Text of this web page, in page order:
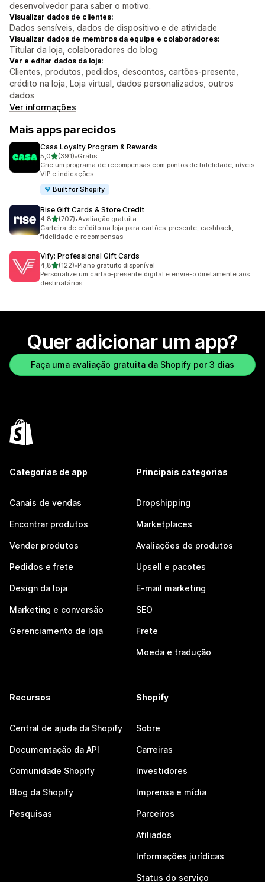
desenvolvedor para saber o motivo.
Visualizar dados de clientes:
Dados sensíveis, dados de dispositivo e de atividade
Visualizar dados de membros da equipe e colaboradores:
Titular da loja, colaboradores do blog
Ver e editar dados da loja:
Clientes, produtos, pedidos, descontos, cartões-presente,
crédito na loja, Loja virtual, dados personalizados, outros
dados
Ver informações
Mais apps parecidos
Casa Loyalty Program & Rewards
5,0de 5 estrelas
(391)
391 avaliações ao todo
•Grátis
Crie um programa de recompensas com pontos de fidelidade, níveis
VIP e indicações
Built for Shopify
Rise Gift Cards & Store Credit
4,8de 5 estrelas
(707)
707 avaliações ao todo
•Avaliação gratuita
Carteira de crédito na loja para cartões-presente, cashback,
fidelidade e recompensas
Vify: Professional Gift Cards
4,8de 5 estrelas
(122)
122 avaliações ao todo
•Plano gratuito disponível
Personalize um cartão-presente digital e envie-o diretamente aos
destinatários
Quer adicionar um app?
Faça uma avaliação gratuita da Shopify por 3 dias
Categorias de app
Canais de vendas
Encontrar produtos
Vender produtos
Pedidos e frete
Design da loja
Marketing e conversão
Gerenciamento de loja
Principais categorias
Dropshipping
Marketplaces
Avaliações de produtos
Upsell e pacotes
E-mail marketing
SEO
Frete
Moeda e tradução
Recursos
Central de ajuda da Shopify
Documentação da API
Comunidade Shopify
Blog da Shopify
Pesquisas
Shopify
Sobre
Carreiras
Investidores
Imprensa e mídia
Parceiros
Afiliados
Informações jurídicas
Status do serviço